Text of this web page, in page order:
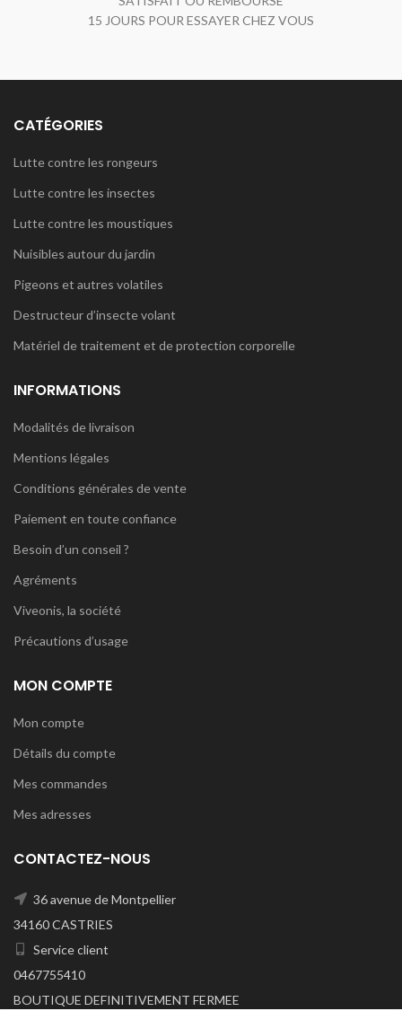
15 JOURS POUR ESSAYER CHEZ VOUS
CATÉGORIES
Lutte contre les rongeurs
Lutte contre les insectes
Lutte contre les moustiques
Nuisibles autour du jardin
Pigeons et autres volatiles
Destructeur d’insecte volant
Matériel de traitement et de protection corporelle
INFORMATIONS
Modalités de livraison
Mentions légales
Conditions générales de vente
Paiement en toute confiance
Besoin d’un conseil ?
Agréments
Viveonis, la société
Précautions d’usage
MON COMPTE
Mon compte
Détails du compte
Mes commandes
Mes adresses
CONTACTEZ-NOUS
36 avenue de Montpellier
34160 CASTRIES
Service client
0467755410
BOUTIQUE DEFINITIVEMENT FERMEE